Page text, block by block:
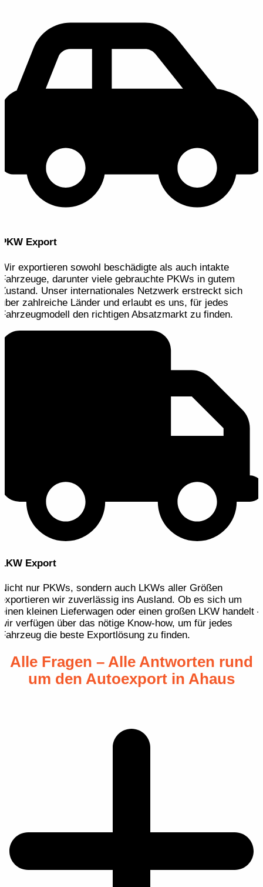
PKW Export
Wir exportieren sowohl beschädigte als auch intakte
Fahrzeuge, darunter viele gebrauchte PKWs in gutem
Zustand. Unser internationales Netzwerk erstreckt sich
über zahlreiche Länder und erlaubt es uns, für jedes
Fahrzeugmodell den richtigen Absatzmarkt zu finden.
LKW Export
Nicht nur PKWs, sondern auch LKWs aller Größen
exportieren wir zuverlässig ins Ausland. Ob es sich um
einen kleinen Lieferwagen oder einen großen LKW handelt –
wir verfügen über das nötige Know-how, um für jedes
Fahrzeug die beste Exportlösung zu finden.
Alle Fragen – Alle Antworten rund
um den Autoexport in Ahaus